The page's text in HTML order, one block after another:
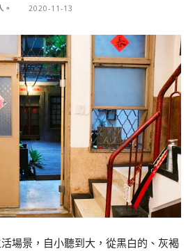
。 2020-11-13
場景，自小聽到大，從黑白的、灰褐